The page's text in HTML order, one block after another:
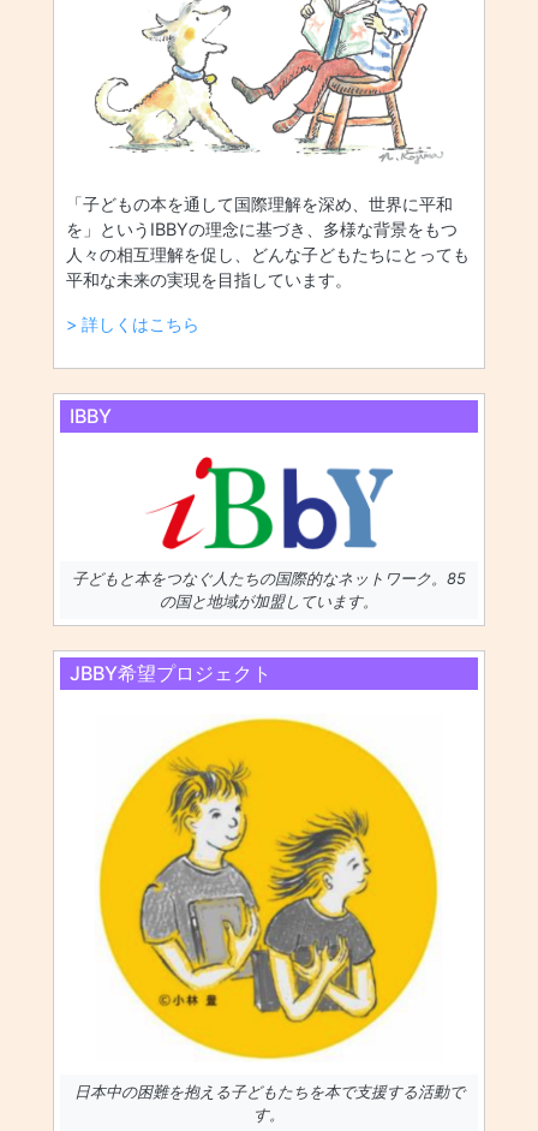
「子どもの本を通して国際理解を深め、世界に平和
を」というIBBYの理念に基づき、多様な背景をもつ
人々の相互理解を促し、どんな子どもたちにとっても
平和な未来の実現を目指しています。
> 詳しくはこちら
IBBY
子どもと本をつなぐ人たちの国際的なネットワーク。85
の国と地域が加盟しています。
JBBY希望プロジェクト
日本中の困難を抱える子どもたちを本で支援する活動で
す。